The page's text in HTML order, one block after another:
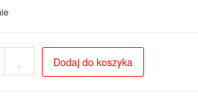
+ Dodaj do koszyka